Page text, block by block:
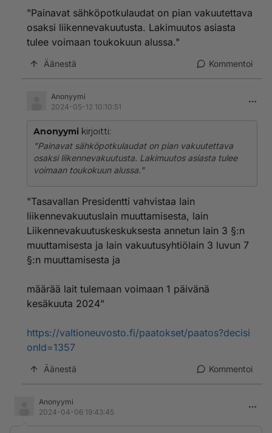
"Painavat sähköpotkulaudat on pian vakuutettava
osaksi liikennevakuutusta. Lakimuutos asiasta
tulee voimaan toukokuun alussa."
Äänestä Kommentoi
Anonyymi
2024-05-12 10:10:51
Anonyymi kirjoitti:
"Painavat sähköpotkulaudat on pian vakuutettava
osaksi liikennevakuutusta. Lakimuutos asiasta tulee
voimaan toukokuun alussa."
"Tasavallan Presidentti vahvistaa lain
liikennevakuutuslain muuttamisesta, lain
Liikennevakuutuskeskuksesta annetun lain 3 §:n
muuttamisesta ja lain vakuutusyhtiölain 3 luvun 7
§:n muuttamisesta ja
määrää lait tulemaan voimaan 1 päivänä
kesäkuuta 2024"
https://valtioneuvosto.fi/paatokset/paatos?decisi
onId=1357
Äänestä Kommentoi
Anonyymi
2024-04-06 19:43:45